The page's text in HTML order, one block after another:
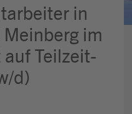
in
im
Teilzeit-
d)